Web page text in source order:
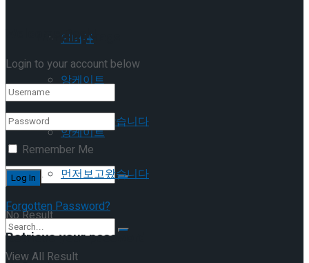
인터뷰
앙케이트
먼저보고왔습니다
No Result
View All Result
Trending Tags
앙케이트
먼저보고왔습니다
Welcome Back!
Login to your account below
Remember Me
Forgotten Password?
Retrieve your password